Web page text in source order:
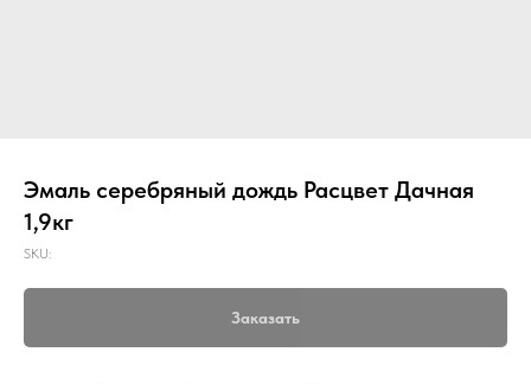
Эмаль серебряный дождь Расцвет Дачная
1,9кг
SKU:
Заказать